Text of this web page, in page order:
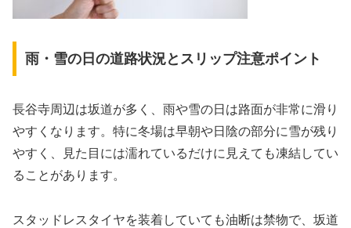
雨・雪の日の道路状況とスリップ注意ポイント
長谷寺周辺は坂道が多く、雨や雪の日は路面が非常に滑り
やすくなります。特に冬場は早朝や日陰の部分に雪が残り
やすく、見た目には濡れているだけに見えても凍結してい
ることがあります。
スタッドレスタイヤを装着していても油断は禁物で、坂道